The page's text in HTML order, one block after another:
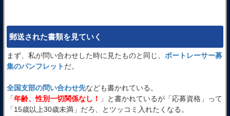
郵送された書類を見ていく
まず、私が問い合わせした時に見たものと同じ、 ボートレーサー募
集のパンフレットだ。
全国支部の問い合わせ先なども書かれている。
「年齢、性別一切関係なし！
」と書かれているが「応募資格」って
「15歳以上30歳未満」だろ、とツッコミ入れたくなる。